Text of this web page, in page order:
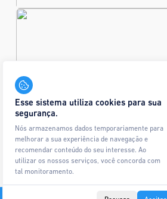
Esse sistema utiliza cookies para sua
segurança.
Nós armazenamos dados temporariamente para
melhorar a sua experiência de navegação e
recomendar conteúdo do seu interesse. Ao
utilizar os nossos serviços, você concorda com
tal monitoramento.